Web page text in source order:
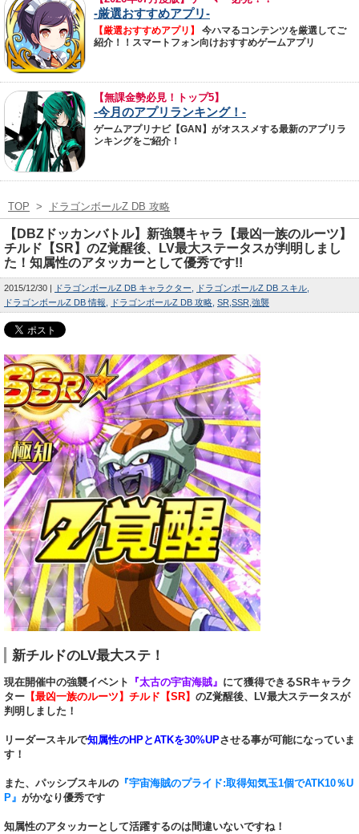
-厳選おすすめアプリ-
【厳選おすすめアプリ】
今ハマるコンテンツを厳選してご
紹介！！スマートフォン向けおすすめゲームアプリ
【無課金勢必見！トップ5】
-今月のアプリランキング！-
ゲームアプリナビ【GAN】がオススメする最新のアプリラ
ンキングをご紹介！
TOP > ドラゴンボールZ DB 攻略
【DBZドッカンバトル】新強襲キャラ【最凶一族のルーツ】
チルド【SR】のZ覚醒後、LV最大ステータスが判明しまし
た！知属性のアタッカーとして優秀です!!
2015/12/30 ドラゴンボールZ DB キャラクター
ドラゴンボールZ DB スキル
ドラゴンボールZ DB 情報
ドラゴンボールZ DB 攻略 SR SSR 強襲
新チルドのLV最大ステ！
現在開催中の強襲イベント 『太古の宇宙海賊』 にて獲得できるSRキャラク
ター 【最凶一族のルーツ】チルド【SR】 のZ覚醒後、LV最大ステータスが
判明しました！
リーダースキルで知属性のHPとATKを30%UPさせる事が可能になっていま
す！
また、パッシブスキルの 『宇宙海賊のプライド:取得知気玉1個でATK10％U
P』 がかなり優秀です
知属性のアタッカーとして活躍するのは間違いないですね！